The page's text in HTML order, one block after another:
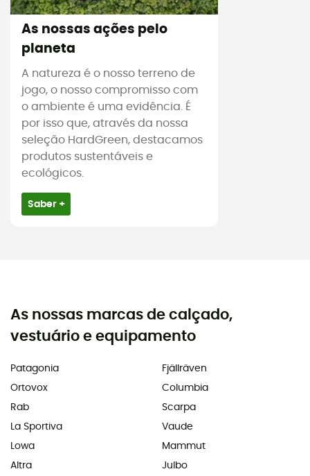
As nossas ações pelo
planeta
A natureza é o nosso terreno de
jogo, o nosso compromisso com
o ambiente é uma evidência. É
por isso que, através da nossa
seleção HardGreen, destacamos
produtos sustentáveis e
ecológicos.
Saber +
As nossas marcas de calçado,
vestuário e equipamento
Patagonia
Ortovox
Rab
La Sportiva
Lowa
Altra
Fjällräven
Columbia
Scarpa
Vaude
Mammut
Julbo